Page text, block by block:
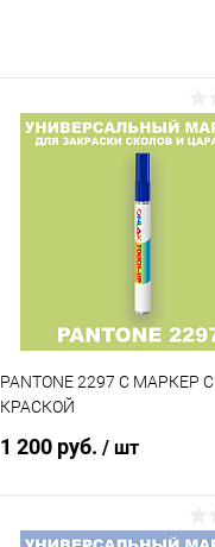
Цвет:
полуматовая
PANTONE 2297 C МАРКЕР С
КРАСКОЙ
1 200 руб. / шт